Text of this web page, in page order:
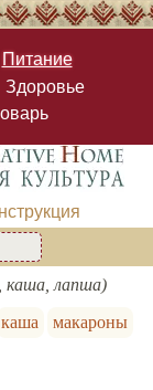
Питание
Здоровье
каша, лапша)
каша
макароны